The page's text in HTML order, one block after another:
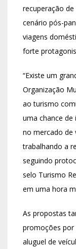
recuperação
cenário pós-
viagens
forte
“Existe um
Organização
ao turismo
uma chance de
no mercado de
trabalhando a
seguindo
selo Turismo
em uma hora
As propostas
promoções por
aluguel de